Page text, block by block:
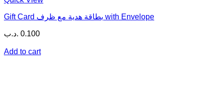
Gift Card بطاقة هدية مع ظرف with Envelope
0.100 .د.ب
Add to cart